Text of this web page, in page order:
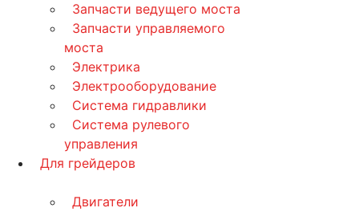
Запчасти ведущего моста
Запчасти управляемого
моста
Электрика
Электрооборудование
Система гидравлики
Система рулевого
управления
Для грейдеров
Двигатели